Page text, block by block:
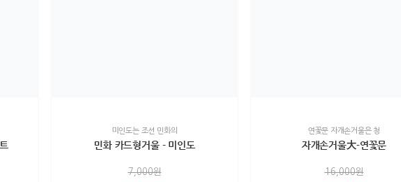
미인도는 조선 민화의
민화 카드형거울 - 미인도
7,000원
연꽃문 자개손거울은 청
자개손거울大-연꽃문
16,000원